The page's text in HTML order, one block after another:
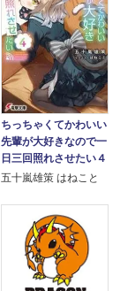
ちっちゃくてかわいい
先輩が大好きなので一
日三回照れさせたい４
五十嵐雄策 はねこと